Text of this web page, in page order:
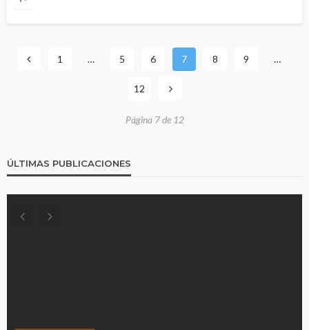
1 … 5 6 7 8 9 …
12
Página 7 de 12
ÚLTIMAS PUBLICACIONES